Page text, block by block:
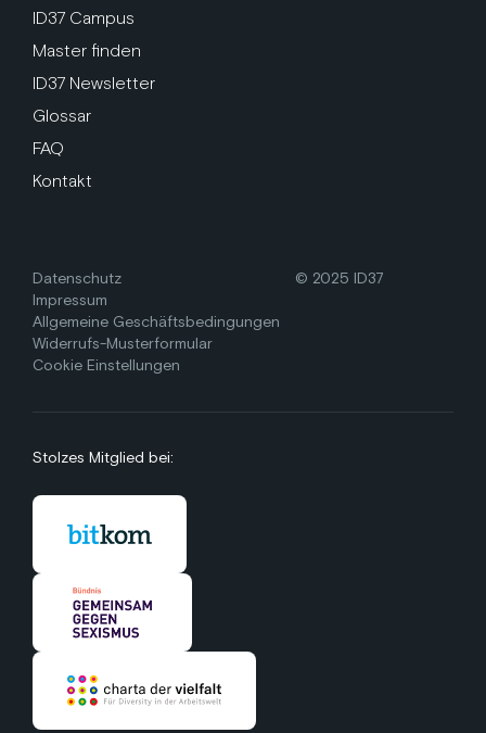
ID37 Campus
Master finden
ID37 Newsletter
Glossar
FAQ
Kontakt
Datenschutz
Impressum
Allgemeine Geschäftsbedingungen
Widerrufs-Musterformular
Cookie Einstellungen
© 2025 ID37
Stolzes Mitglied bei: